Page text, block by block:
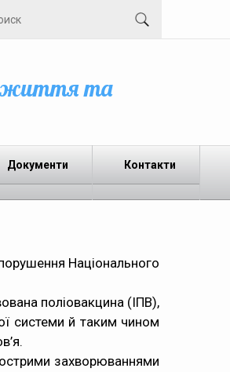
життя та
Документи Контакти
Національного
поліовакцина (ІПВ),
системи й таким чином
захворюваннями